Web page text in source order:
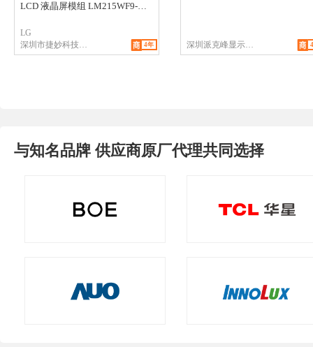
LCD 液晶屏模组 LM215WF9-
LG
深圳市捷妙科技有
限公司
4年
深圳派克峰显示技
术有限公司
与知名品牌 供应商原厂代理共同选择